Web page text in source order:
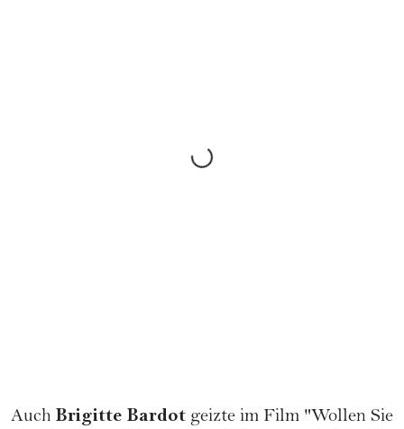
Auch Brigitte Bardot geizte im Film "Wollen Sie